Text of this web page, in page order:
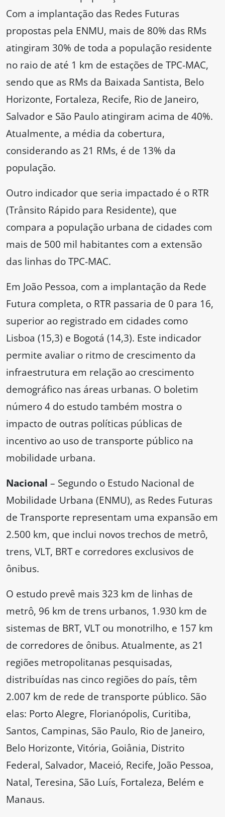
Com a implantação das Redes Futuras
propostas pela ENMU, mais de 80% das RMs
atingiram 30% de toda a população residente
no raio de até 1 km de estações de TPC-MAC,
sendo que as RMs da Baixada Santista, Belo
Horizonte, Fortaleza, Recife, Rio de Janeiro,
Salvador e São Paulo atingiram acima de 40%.
Atualmente, a média da cobertura,
considerando as 21 RMs, é de 13% da
população.
Outro indicador que seria impactado é o RTR
(Trânsito Rápido para Residente), que
compara a população urbana de cidades com
mais de 500 mil habitantes com a extensão
das linhas do TPC-MAC.
Em João Pessoa, com a implantação da Rede
Futura completa, o RTR passaria de 0 para 16,
superior ao registrado em cidades como
Lisboa (15,3) e Bogotá (14,3). Este indicador
permite avaliar o ritmo de crescimento da
infraestrutura em relação ao crescimento
demográfico nas áreas urbanas. O boletim
número 4 do estudo também mostra o
impacto de outras políticas públicas de
incentivo ao uso de transporte público na
mobilidade urbana.
Nacional – Segundo o Estudo Nacional de
Mobilidade Urbana (ENMU), as Redes Futuras
de Transporte representam uma expansão em
2.500 km, que inclui novos trechos de metrô,
trens, VLT, BRT e corredores exclusivos de
ônibus.
O estudo prevê mais 323 km de linhas de
metrô, 96 km de trens urbanos, 1.930 km de
sistemas de BRT, VLT ou monotrilho, e 157 km
de corredores de ônibus. Atualmente, as 21
regiões metropolitanas pesquisadas,
distribuídas nas cinco regiões do país, têm
2.007 km de rede de transporte público. São
elas: Porto Alegre, Florianópolis, Curitiba,
Santos, Campinas, São Paulo, Rio de Janeiro,
Belo Horizonte, Vitória, Goiânia, Distrito
Federal, Salvador, Maceió, Recife, João Pessoa,
Natal, Teresina, São Luís, Fortaleza, Belém e
Manaus.